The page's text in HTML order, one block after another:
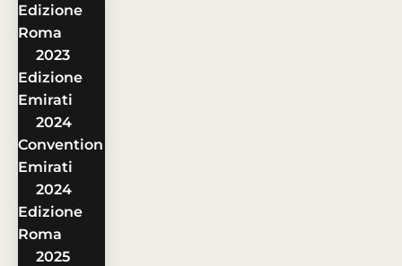
Edizione
Roma
2023
Edizione
Emirati
2024
Convention
Emirati
2024
Edizione
Roma
2025